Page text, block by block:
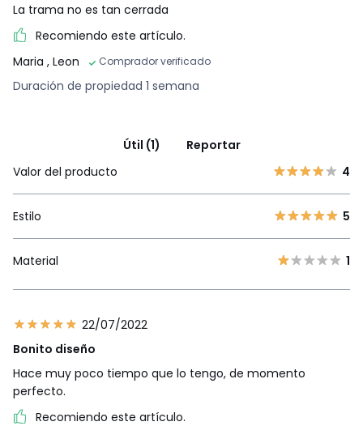
La trama no es tan cerrada
Recomiendo este artículo.
Maria , Leon Comprador verificado
Duración de propiedad 1 semana
Útil (1)
Reportar
Valor del producto
4
Estilo 5
Material 1
22/07/2022
Bonito diseño
Hace muy poco tiempo que lo tengo, de momento
perfecto.
Recomiendo este artículo.